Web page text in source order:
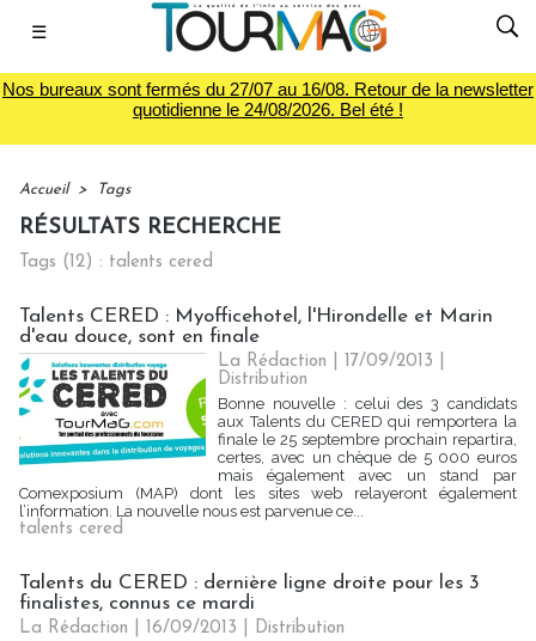
☰
Nos bureaux sont fermés du 27/07 au 16/08. Retour de la newsletter
quotidienne le 24/08/2026. Bel été !
Accueil > Tags
RÉSULTATS RECHERCHE
Tags (12) : talents cered
Talents CERED : Myofficehotel, l'Hirondelle et Marin
d'eau douce, sont en finale
La Rédaction | 17/09/2013
Distribution
Bonne nouvelle : celui des 3 candidats
aux Talents du CERED qui remportera la
finale le 25 septembre prochain repartira,
certes, avec un chèque de 5 000 euros
mais également avec un stand par
Comexposium (MAP) dont les sites web relayeront également
l’information. La nouvelle nous est parvenue ce...
talents cered
Talents du CERED : dernière ligne droite pour les 3
finalistes, connus ce mardi
La Rédaction | 16/09/2013
Distribution